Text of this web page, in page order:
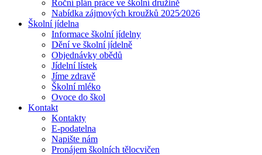
Roční plán práce ve školní družině
Nabídka zájmových kroužků 2025⁄2026
Školní jídelna
Informace školní jídelny
Dění ve školní jídelně
Objednávky obědů
Jídelní lístek
Jíme zdravě
Školní mléko
Ovoce do škol
Kontakt
Kontakty
E-podatelna
Napište nám
Pronájem školních tělocvičen